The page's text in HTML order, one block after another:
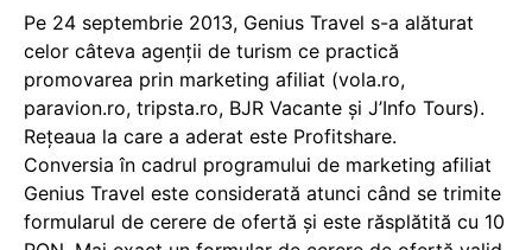
Pe 24 septembrie 2013, Genius Travel s-a alăturat
celor câteva agenții de turism ce practică
promovarea prin marketing afiliat (vola.ro,
paravion.ro, tripsta.ro, BJR Vacante și J’Info Tours).
Rețeaua la care a aderat este Profitshare.
Conversia în cadrul programului de marketing afiliat
Genius Travel este considerată atunci când se trimite
formularul de cerere de ofertă și este răsplătită cu 10